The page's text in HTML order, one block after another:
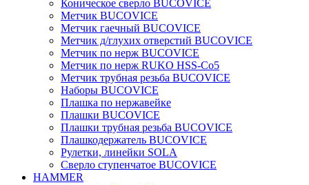
Коническое сверло BUCOVICE
Метчик BUCOVICE
Метчик гаечный BUCOVICE
Метчик д/глухих отверстий BUCOVICE
Метчик по нерж BUCOVICE
Метчик по нерж RUKO HSS-Co5
Метчик трубная резьба BUCOVICE
Наборы BUCOVICE
Плашка по нержавейке
Плашки BUCOVICE
Плашки трубная резьба BUCOVICE
Плашкодержатель BUCOVICE
Рулетки, линейки SOLA
Сверло ступенчатое BUCOVICE
HAMMER